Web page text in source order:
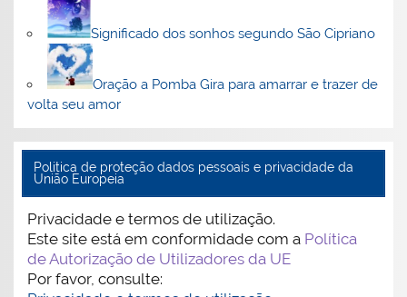
Significado dos sonhos segundo São Cipriano
Oração a Pomba Gira para amarrar e trazer de
volta seu amor
Politica de proteção dados pessoais e privacidade da
União Europeia
Privacidade e termos de utilização.
Este site está em conformidade com a Política
de Autorização de Utilizadores da UE
Por favor, consulte: